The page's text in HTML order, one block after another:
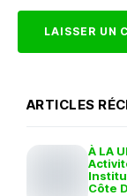
ARTICLES
À LA
Côte